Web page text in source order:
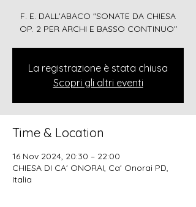
F. E. DALL'ABACO "SONATE DA CHIESA
OP. 2 PER ARCHI E BASSO CONTINUO"
La registrazione è stata chiusa
Scopri gli altri eventi
Time & Location
16 Nov 2024, 20:30 – 22:00
CHIESA DI CA' ONORAI, Ca' Onorai PD,
Italia